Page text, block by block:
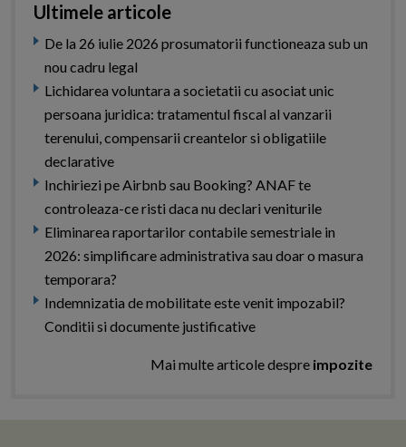
Ultimele articole
De la 26 iulie 2026 prosumatorii functioneaza sub un
nou cadru legal
Lichidarea voluntara a societatii cu asociat unic
persoana juridica: tratamentul fiscal al vanzarii
terenului, compensarii creantelor si obligatiile
declarative
Inchiriezi pe Airbnb sau Booking? ANAF te
controleaza-ce risti daca nu declari veniturile
Eliminarea raportarilor contabile semestriale in
2026: simplificare administrativa sau doar o masura
temporara?
Indemnizatia de mobilitate este venit impozabil?
Conditii si documente justificative
Mai multe articole despre impozite